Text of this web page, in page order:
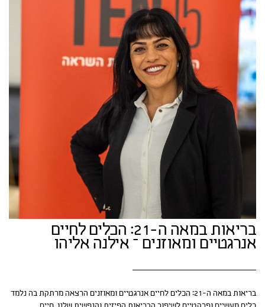
בריאות במאה ה-21: הכלים לחיים
אנרגטיים ומאוזנים – אילנה אליהו
בריאות במאה ה-21: הכלים לחיים אנרגטיים ומאוזנים הרצאה מרתקת בה נלמד